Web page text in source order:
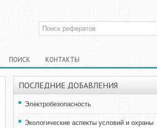
ПОИСК КОНТАКТЫ
ПОСЛЕДНИЕ ДОБАВЛЕНИЯ
Электробезопасность
Экологические аспекты условий и охраны